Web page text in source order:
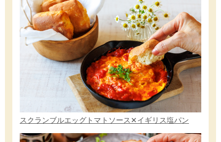
スクランブルエッグトマトソース✕イギリス塩パン